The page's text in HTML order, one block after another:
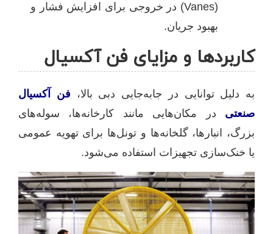
(Vanes) در خروجی برای افزایش فشار و
بهبود جریان.
کاربردها و مزایای فن آکسیال
به دلیل توانایی در جابه‌جایی دبی بالا، فن آکسیال
صنعتی در مکان‌هایی مانند کارخانه‌ها، سوله‌های
بزرگ، انبارها، گلخانه‌ها و تونل‌ها برای تهویه عمومی
یا خنک‌سازی تجهیزات استفاده می‌شود.